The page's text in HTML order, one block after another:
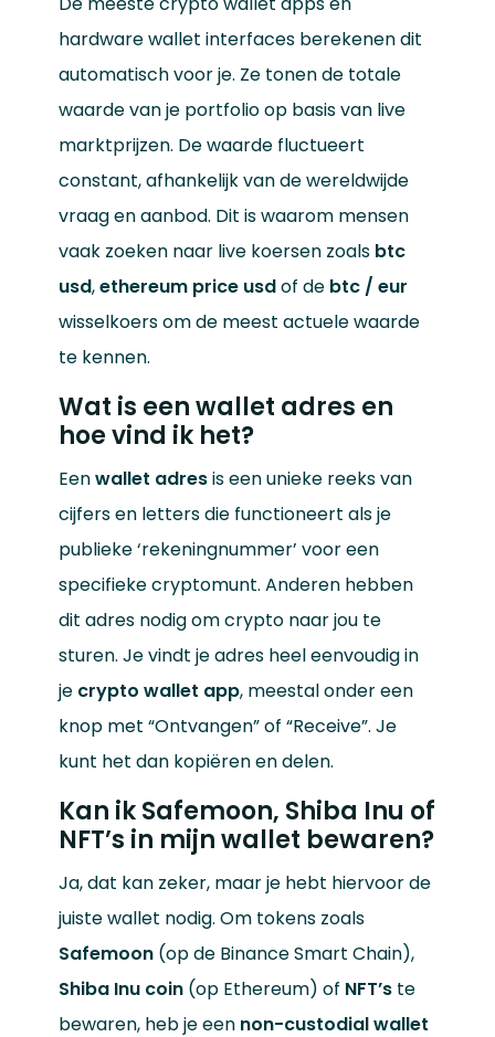
hardware wallet interfaces berekenen dit
automatisch voor je. Ze tonen de totale
waarde van je portfolio op basis van live
marktprijzen. De waarde fluctueert
constant, afhankelijk van de wereldwijde
vraag en aanbod. Dit is waarom mensen
vaak zoeken naar live koersen zoals btc
usd,ethereum price usdof de btc / eur
wisselkoers om de meest actuele waarde
te kennen.
Wat is een wallet adres en
hoe vind ik het?
Eenwallet adresis een unieke reeks van
cijfers en letters die functioneert als je
publieke ‘rekeningnummer’ voor een
specifieke cryptomunt. Anderen hebben
dit adres nodig om crypto naar jou te
sturen. Je vindt je adres heel eenvoudig in
je crypto wallet app, meestal onder een
knop met “Ontvangen” of “Receive”. Je
kunt het dan kopiëren en delen.
Kan ik Safemoon, Shiba Inu of
NFT’s in mijn wallet bewaren?
Ja, dat kan zeker, maar je hebt hiervoor de
juiste wallet nodig. Om tokens zoals
Safemoon(op de Binance Smart Chain),
Shiba Inu coin(op Ethereum) of NFT’ste
bewaren, heb je een non-custodial wallet